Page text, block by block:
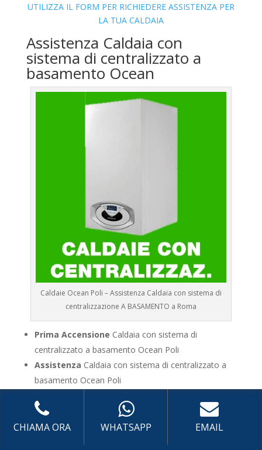
UTILIZZA IL FORM PER RICHIEDERE ASSISTENZA PER
LA TUA CALDAIA
Assistenza Caldaia con
sistema di centralizzato a
basamento Ocean
Caldaie Ocean Poli – Assistenza Caldaia con sistema di
centralizzazione A BASAMENTO a Roma
Prima Accensione Caldaia con sistema di
centralizzato a basamento Ocean Poli
Assistenza Caldaia con sistema di centralizzato a
basamento Ocean Poli
a basamento Ocean Poli
Riparazione
Caldaia con sistema di centralizzato a
CHIAMA ORA WHATSAPP EMAIL